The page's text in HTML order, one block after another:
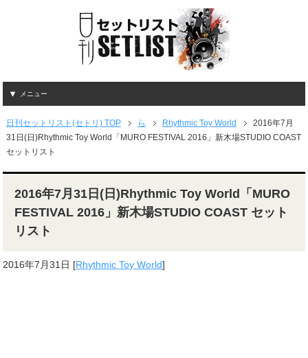
メニュー
日刊セットリスト(セトリ) TOP ら Rhythmic Toy World
2016年7月
31日(日)Rhythmic Toy World「MURO FESTIVAL 2016」新木場STUDIO COAST
セットリスト
2016年7月31日(日)Rhythmic Toy World「MURO
FESTIVAL 2016」新木場STUDIO COAST セット
リスト
2016年7月31日 [Rhythmic Toy World]